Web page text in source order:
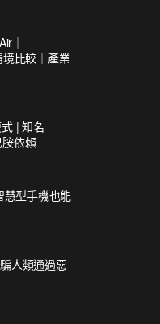
｜
比較｜產業
| 知名
依賴
慧型手機也能
人類通過惡